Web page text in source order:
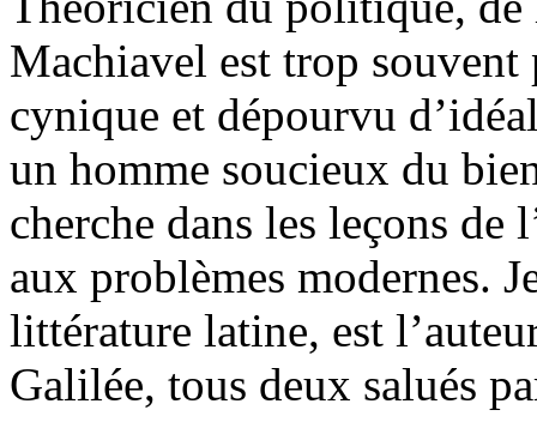
Machiavel est trop souvent
cynique et dépourvu
un homme soucieux du
cherche dans les leçons
aux problèmes modernes.
littérature latine, est
Galilée, tous deux salués